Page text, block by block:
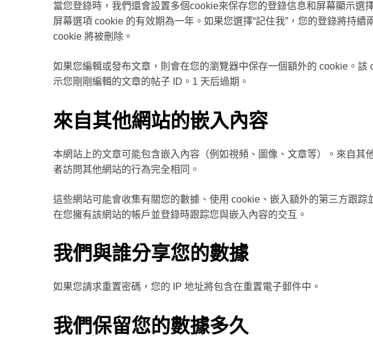
當您登錄時，我們還會設置多個cookie來保存您的登錄信息和屏幕顯示選
屏幕選項 cookie 的有效期為一年。如果您選擇“記住我”，您的登錄將持續
cookie 將被刪除。
如果您編輯或發布文章，則會在您的瀏覽器中保存一個額外的 cookie。該
示您剛剛編輯的文章的帖子 ID。1 天后過期。
來自其他網站的嵌入內容
本網站上的文章可能包含嵌入內容（例如視頻、圖像、文章等）。來自其
者訪問其他網站的行為完全相同。
這些網站可能會收集有關您的數據、使用 cookie、嵌入額外的第三方跟踪
在您擁有該網站的帳戶並登錄時跟踪您與嵌入內容的交互。
我們與誰分享您的數據
如果您請求重置密碼，您的 IP 地址將包含在重置電子郵件中。
我們保留您的數據多久